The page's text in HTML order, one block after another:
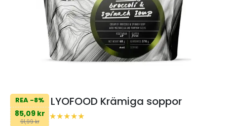
REA -8%
85,09 kr
91,99 kr
LYOFOOD Krämiga soppor